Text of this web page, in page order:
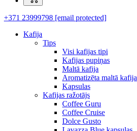
+371 23999798 [email protected]
Kafija
Tips
Visi kafijas tipi
Kafijas pupiņas
Maltā kafija
Aromatizēta maltā kafija
Kapsulas
Kafijas ražotājs
Coffee Guru
Coffee Cruise
Dolce Gusto